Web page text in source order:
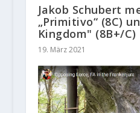
Jakob Schubert
„Primitivo“ (8C)
Kingdom" (8B+/C)
19. März 2021